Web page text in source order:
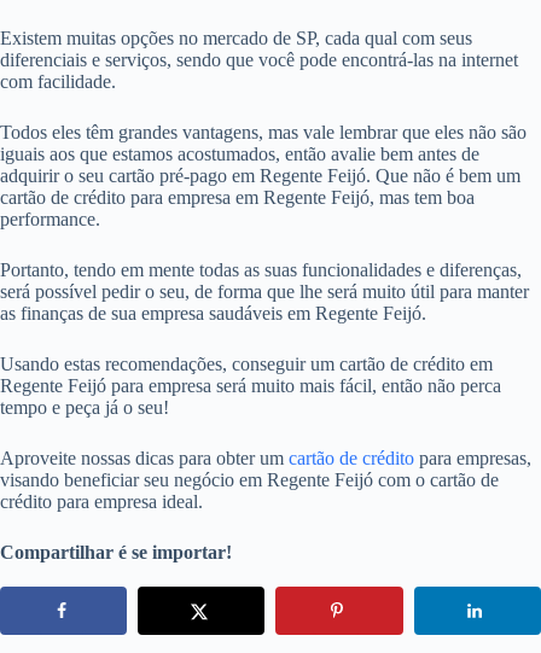
Existem muitas opções no mercado de SP, cada qual com seus
diferenciais e serviços, sendo que você pode encontrá-las na internet
com facilidade.
Todos eles têm grandes vantagens, mas vale lembrar que eles não são
iguais aos que estamos acostumados, então avalie bem antes de
adquirir o seu cartão pré-pago em Regente Feijó. Que não é bem um
cartão de crédito para empresa em Regente Feijó, mas tem boa
performance.
Portanto, tendo em mente todas as suas funcionalidades e diferenças,
será possível pedir o seu, de forma que lhe será muito útil para manter
as finanças de sua empresa saudáveis em Regente Feijó.
Usando estas recomendações, conseguir um cartão de crédito em
Regente Feijó para empresa será muito mais fácil, então não perca
tempo e peça já o seu!
Aproveite nossas dicas para obter um cartão de crédito para empresas,
visando beneficiar seu negócio em Regente Feijó com o cartão de
crédito para empresa ideal.
Compartilhar é se importar!